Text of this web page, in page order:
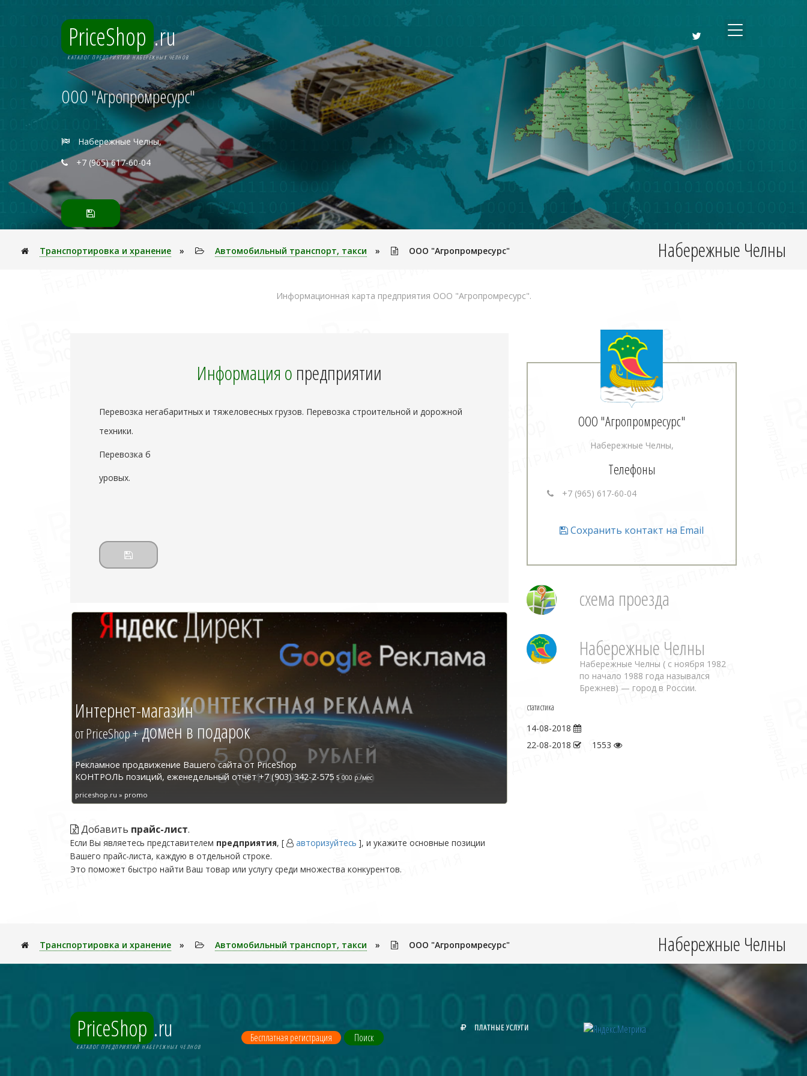
PriceShop .ru
КАТАЛОГ ПРЕДПРИЯТИЙ НАБЕРЕЖНЫХ ЧЕЛНОВ
ООО "Агропромресурс"
Набережные Челны,
+7 (965) 617-60-04
Транспортировка и хранение » Автомобильный транспорт, такси » ООО "Агропромресурс" Набережные Челны
Информационная карта предприятия ООО "Агропромресурс".
Информация о предприятии
Перевозка негабаритных и тяжеловесных грузов. Перевозка строительной и дорожной
техники.
Перевозка б
уровых.
Интернет-магазин
от PriceShop +домен в подарок
Рекламное продвижение Вашего сайта от PriceShop
КОНТРОЛЬ позиций, еженедельный отчёт +7 (903) 342-2-575 5 000 р./мес
priceshop.ru » promo
Добавить прайс-лист.
Если Вы являетесь представителем предприятия, [ авторизуйтесь ], и укажите основные позиции
Вашего прайс-листа, каждую в отдельной строке.
Это поможет быстро найти Ваш товар или услугу среди множества конкурентов.
ООО "Агропромресурс"
Набережные Челны,
Телефоны
+7 (965) 617-60-04
Сохранить контакт на Email
схема проезда
Набережные Челны
Набережные Челны ( с ноября 1982
по начало 1988 года назывался
Брежнев) — город в России.
статистика
14-08-2018
22-08-2018
1553
Транспортировка и хранение » Автомобильный транспорт, такси » ООО "Агропромресурс" Набережные Челны
PriceShop .ru
КАТАЛОГ ПРЕДПРИЯТИЙ НАБЕРЕЖНЫХ ЧЕЛНОВ
Бесплатная регистрация Поиск
ПЛАТНЫЕ УСЛУГИ